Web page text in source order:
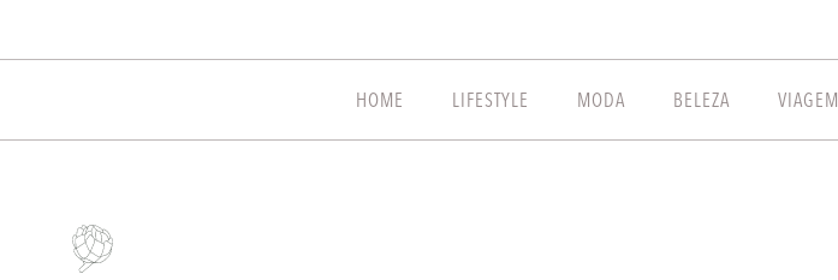
HOME LIFESTYLE MODA BELEZA VIAGEM